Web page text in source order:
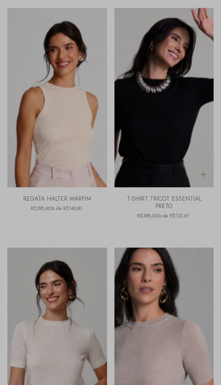
REGATA HALTER MARFIM
R$298,002x de R$149,00
T-SHIRT TRICOT ESSENTIAL
PRETO
R$398,003x de R$132,67